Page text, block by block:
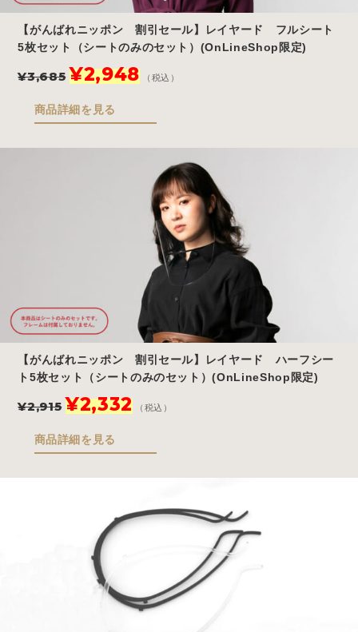
【がんばれニッポン 割引セール】レイヤード フルシート
5枚セット（シートのみのセット）(OnLineShop限定)
¥3,685
元
の
価
格
は
¥2,948現
在
価
格
¥2,948
で
す。
（税込）
商品詳細を見る
【がんばれニッポン 割引セール】レイヤード ハーフシー
ト5枚セット（シートのみのセット）(OnLineShop限定)
¥2,915
元
の
価
格
は
¥2,332現
在
価
格
¥2,332
（税込）
商品詳細を見る